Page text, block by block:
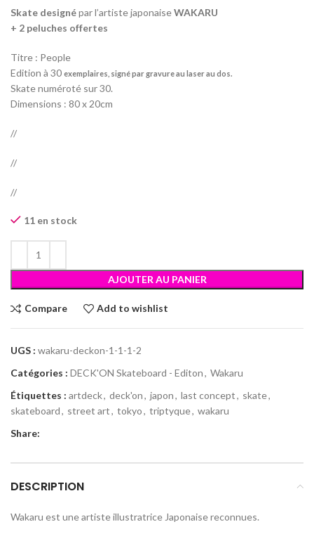
Skate designépar l’artiste japonaiseWAKARU
+ 2 peluches offertes
Titre : People
Edition à 30 exemplaires, signé par gravure au laser au dos.
Skate numéroté sur 30.
Dimensions : 80 x 20cm
//
//
//
11 en stock
AJOUTER AU PANIER
Compare Add to wishlist
UGS : wakaru-deckon-1-1-1-2
Catégories : DECK'ON Skateboard - Editon, Wakaru
Étiquettes : artdeck, deck'on, japon, last concept, skate,
skateboard, street art, tokyo, triptyque, wakaru
Share:
DESCRIPTION
Wakaru est une artiste illustratrice Japonaise reconnues.